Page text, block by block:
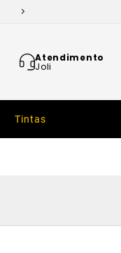
Atendimento
Joli
Tintas